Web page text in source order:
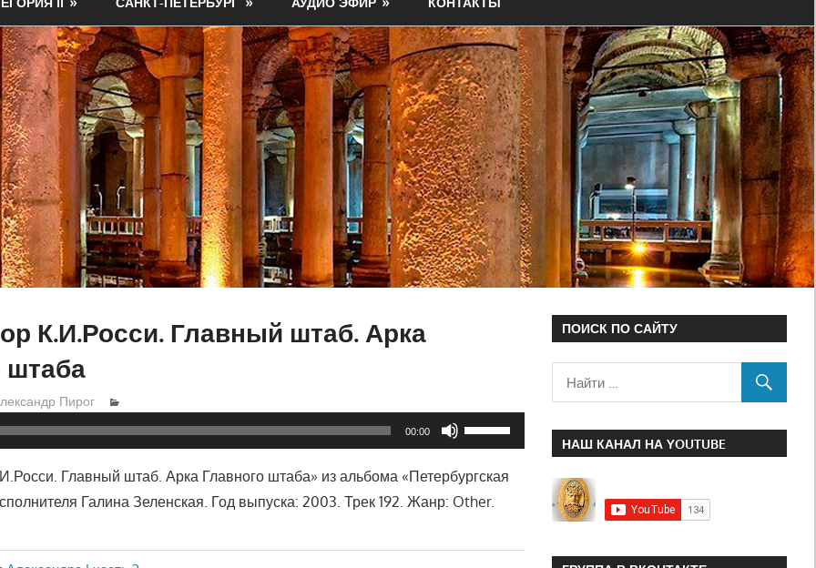
К.И.Росси. Главный штаб. Арка
штаба
Пирог
00:00
Используйте
клавиши
вверх/
вниз,
увеличить
Главный штаб. Арка Главного штаба» из альбома «Петербургская
Галина Зеленская. Год выпуска: 2003. Трек 192. Жанр: Other.
ПОИСК ПО САЙТУ
НАШ КАНАЛ НА YOUTUBE